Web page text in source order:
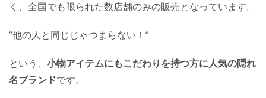
く、全国でも限られた数店舗のみの販売となっています。
”他の人と同じじゃつまらない！”
という、 小物アイテムにもこだわりを持つ方に人気の隠れ
名ブランドです。